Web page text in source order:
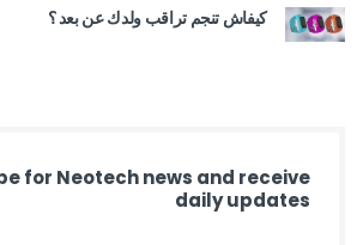
كيفاش تنجم تراقب ولدك عن بعد ؟
for Neotech news and receive
daily updates